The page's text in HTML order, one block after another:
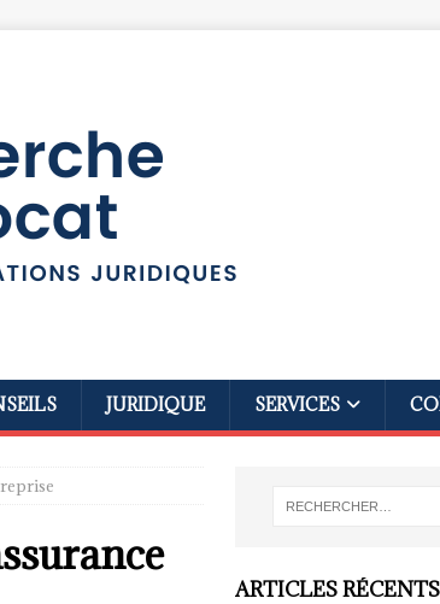
JURIDIQUE SERVICES
ARTICLES RÉCENTS